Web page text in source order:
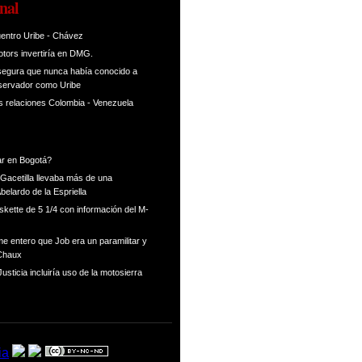
Uribe - Chávez
invertiría en DMG.
que nunca había conocido a
como Uribe
relaciones Colombia - Venezuela
en Bogotá?
llevaba más de una
de la Espriella
de 5 1/4 con información del M-
entero que Job era un paramilitar y
incluiría uso de la motosierra